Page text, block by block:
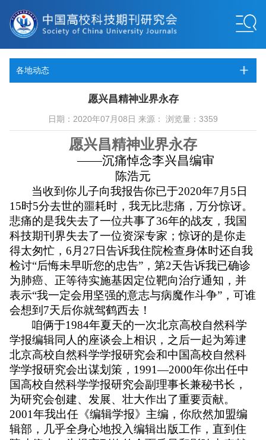
各地动态
愿兴昌精神业界永存
日期：2020年07月08日 来源： 浏览量：3359
愿兴昌精神业界永存
——沉痛悼念李兴昌编审
陈浩元
当收到你儿子向我报告你已于2020年7月 5 日
15时5分去世的噩耗时，我无比悲痛，万分惊讶。
悲痛的是我失去了一位共事了36年的战友，我国
科技期刊界失去了一位资深专家；惊讶的是你走
得太匆忙， 6月 27 日告诉我住院检查身体时还自我
检讨“后悔未早听您的忠告”，第2天告诉我已确诊
为肺癌、正等待实施基因定位靶向治疗通知，并
表示“我一定会用坚强的意志与病魔作斗争”，可谁
会想到 7天后你就驾鹤西去！
咱俩于1984年夏天的一次北京高校自然科学
学报编辑同人的座谈会上相识，之后一起为筹䢖
北京高校自然科学学报研究会和中国高校自然科
学学报研究会出谋划策， 1991—2000年你出任中
国高校自然科学学报研究会副理事长兼秘书长，
为研究会创建、发展、壮大作出了重要贡献。
2001年我出任《编辑学报》主编，你欣然加盟编
辑部，几乎全身心地投入编辑出版工作，直到住